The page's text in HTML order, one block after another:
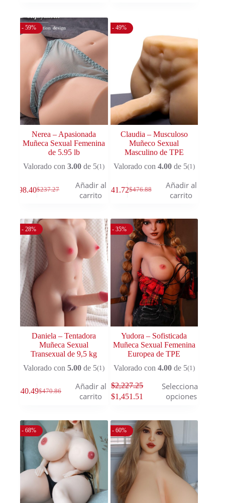
- 59%
Nerea – Apasionada
Muñeca Sexual Femenina
de 5.95 lb
Valorado con3.00 de 5(1)
$237.27
98.40
Añadir al
carrito
- 49%
Claudia – Musculoso
Muñeco Sexual
Masculino de TPE
Valorado con 4.00de 5(1)
$476.88
$ 241.72
Añadir al
carrito
- 28%
Daniela – Tentadora
Muñeca Sexual
Transexual de 9,5 kg
Valorado con5.00 de 5(1)
$470.86
340.49
Añadir al
carrito
- 35%
Yudora – Sofisticada
Muñeca Sexual Femenina
Europea de TPE
Valorado con 4.00de 5(1)
$2,227.25
$1,451.51
Seleccionar
opciones
- 68% - 60%